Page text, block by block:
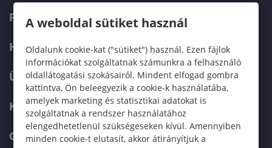
FELVÉTELIZŐKNEK
HALLGATÓKNAK
ÜZLETI PARTNEREKNEK
KARRIER
GREEN UNIVERSITY
A weboldal sütiket használ
Oldalunk cookie-kat ("sütiket") használ. Ezen fájlok
információkat szolgáltatnak számunkra a felhasználó
oldallátogatási szokásairól. Mindent elfogad gombra
kattintva, Ön beleegyezik a cookie-k használatába,
amelyek marketing és statisztikai adatokat is
szolgáltatnak a rendszer használatához
elengedhetetlenül szükségeseken kívül. Amennyiben
minden cookie-t elutasít, akkor átirányítjuk a